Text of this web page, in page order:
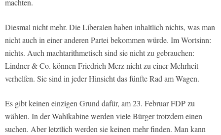
Diesmal nicht mehr. Die Liberalen haben inhaltlich nichts, was man
nicht auch in einer anderen Partei bekommen würde. Im Wortsinn:
nichts. Auch machtarithmetisch sind sie nicht zu gebrauchen:
Lindner & Co. können Friedrich Merz nicht zu einer Mehrheit
verhelfen. Sie sind in jeder Hinsicht das fünfte Rad am Wagen.
Es gibt keinen einzigen Grund dafür, am 23. Februar FDP zu
wählen. In der Wahlkabine werden viele Bürger trotzdem einen
suchen. Aber letztlich werden sie keinen mehr finden. Man kann